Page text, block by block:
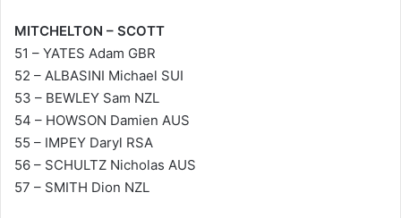
MITCHELTON – SCOTT
51 – YATES Adam GBR
52 – ALBASINI Michael SUI
53 – BEWLEY Sam NZL
54 – HOWSON Damien AUS
55 – IMPEY Daryl RSA
56 – SCHULTZ Nicholas AUS
57 – SMITH Dion NZL